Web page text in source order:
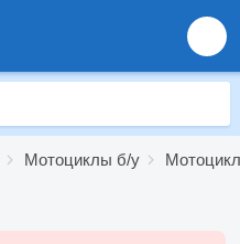
Мотоциклы б/у